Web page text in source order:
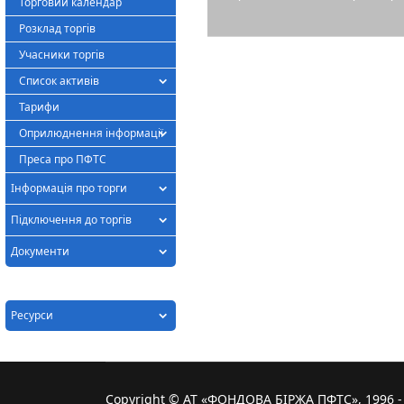
Розклад торгів
Учасники торгів
Список активів
Тарифи
Оприлюднення інформації
Преса про ПФТС
Інформація про торги
Підключення до торгів
Документи
Ресурси
Copyright © АТ «ФОНДОВА БІРЖА ПФТС», 1996 -